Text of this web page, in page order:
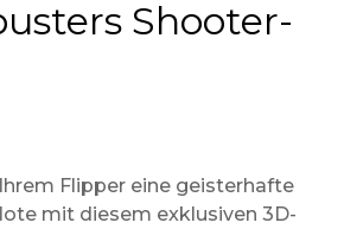
Shooter-
Flipper eine geisterhafte
mit diesem exklusiven 3D-